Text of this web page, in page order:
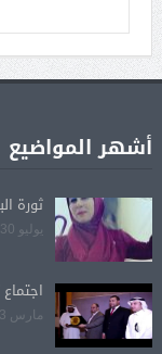
أشهر المواضيع
ثورة
يوليو 30, 2017
مارس 03, 2017